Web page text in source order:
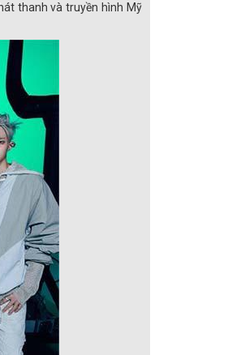
thanh và truyền hình Mỹ